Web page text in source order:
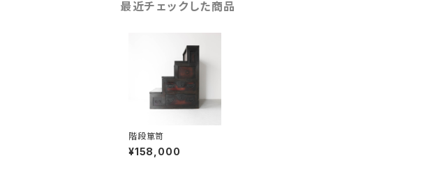
最近チェックした商品
階段箪笥
¥158,000